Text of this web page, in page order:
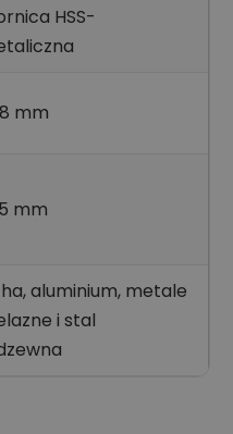
HSS-
mm
mm
aluminium, metale
i stal